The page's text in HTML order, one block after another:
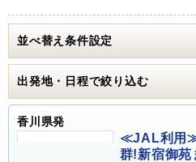
並べ替え条件設定
出発地・日程で絞り込む
香川県発
≪JAL利用≫
群!新宿御苑